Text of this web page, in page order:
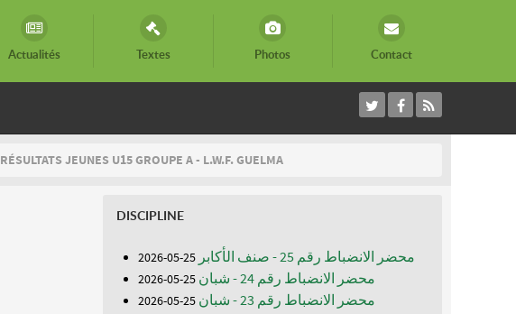
Actualités Textes Photos Contact
RÉSULTATS JEUNES U15 GROUPE A - L.W.F. GUELMA
DISCIPLINE
محضر الانضباط رقم 25 - صنف الأكابر 25-05-2026
محضر الانضباط رقم 24 - شبان 25-05-2026
محضر الانضباط رقم 23 - شبان 25-05-2026